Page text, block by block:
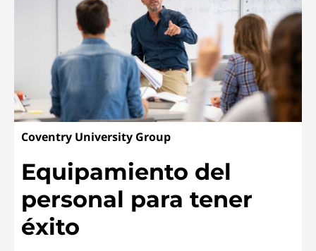
Coventry University Group
Equipamiento del
personal para tener
éxito